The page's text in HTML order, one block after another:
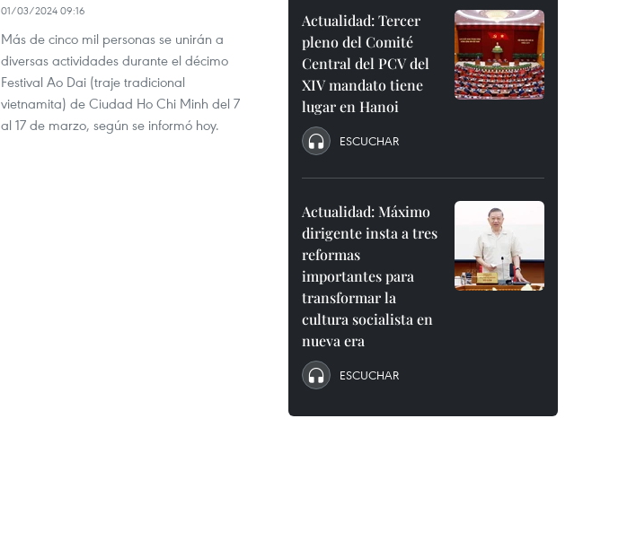
01/03/2024 09:16
Más de cinco mil personas se unirán a
diversas actividades durante el décimo
Festival Ao Dai (traje tradicional
vietnamita) de Ciudad Ho Chi Minh del 7
al 17 de marzo, según se informó hoy.
Actualidad: Tercer
pleno del Comité
Central del PCV del
XIV mandato tiene
lugar en Hanoi
ESCUCHAR
Actualidad: Máximo
dirigente insta a tres
reformas
importantes para
transformar la
cultura socialista en
nueva era
ESCUCHAR